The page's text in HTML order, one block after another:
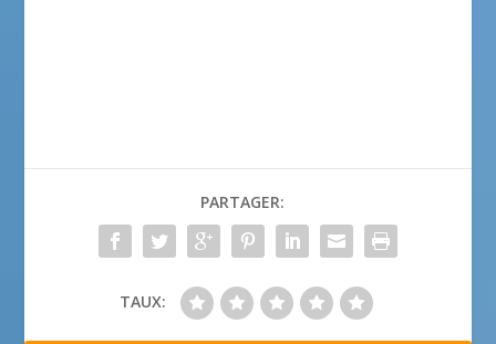
PARTAGER:
TAUX: